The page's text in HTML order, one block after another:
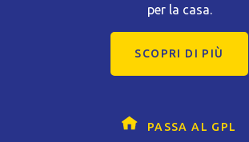
per la casa.
SCOPRI DI PIÙ
PASSA AL GPL